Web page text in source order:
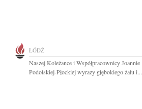
ŁÓDŹ
Naszej Koleżance i Współpracownicy Joannie
Podolskiej-Płockiej wyrazy głębokiego żalu i...